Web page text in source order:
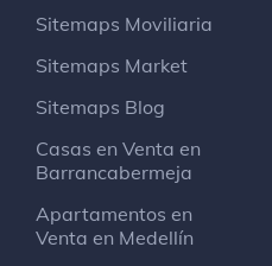
J&C Delicias
Restaurante de
Puerta Del Norte
Restaurante
Mall la 33
Sitemaps Moviliaria
Sitemaps Market
Sitemaps Blog
Casas en Venta en
Barrancabermeja
Apartamentos en
Venta en Medellín